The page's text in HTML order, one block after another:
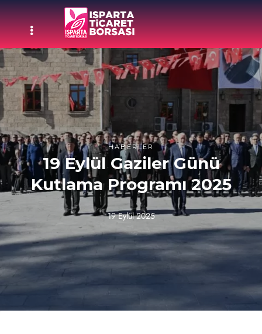
HABERLER
19 Eylül Gaziler Günü
Kutlama Programı 2025
19 Eylül 2025